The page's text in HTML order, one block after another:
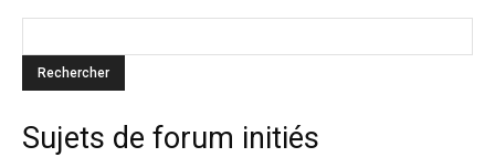
Sujets de forum initiés